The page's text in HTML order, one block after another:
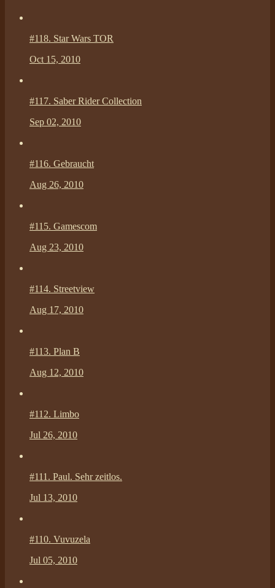
#118. Star Wars TOR
Oct 15, 2010
#117. Saber Rider Collection
Sep 02, 2010
#116. Gebraucht
Aug 26, 2010
#115. Gamescom
Aug 23, 2010
#114. Streetview
Aug 17, 2010
#113. Plan B
Aug 12, 2010
#112. Limbo
Jul 26, 2010
#111. Paul. Sehr zeitlos.
Jul 13, 2010
#110. Vuvuzela
Jul 05, 2010